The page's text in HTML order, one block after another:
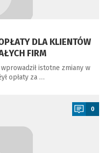
DLA KLIENTÓW
FIRM
istotne zmiany w
opłaty za …
0